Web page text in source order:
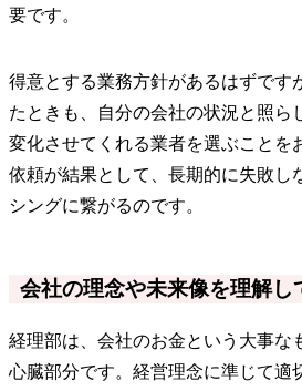
要です。
得意とする業務方針があるはずです
たときも、自分の会社の状況と照ら
変化させてくれる業者を選ぶことを
依頼が結果として、長期的に失敗し
シングに繋がるのです。
会社の理念や未来像を理解し
経理部は、会社のお金という大事な
心臓部分です。経営理念に準じて適